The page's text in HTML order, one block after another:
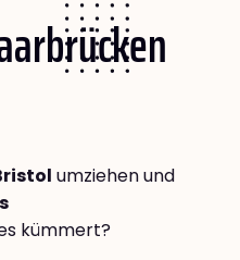
umziehen und
kümmert?